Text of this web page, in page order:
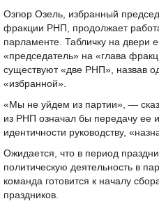
Озгюр Озель, избранный
фракции РНП, продолжает
парламенте. Табличку на двери
«председатель» на «глава
существуют «две РНП», назвав
«избранной».
«Мы не уйдем из партии», —
из РНП означал бы передачу ее
идентичности руководству,
Ожидается, что в период
политическую деятельность в
команда готовится к началу
праздников.